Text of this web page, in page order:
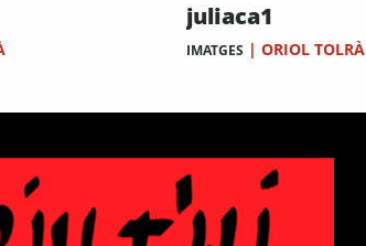
juliaca1
IMATGES | ORIOL TOLRÀ